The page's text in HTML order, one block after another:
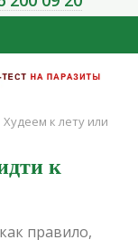
Худеем к лету или
правило,
к